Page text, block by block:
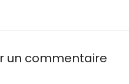
un commentaire